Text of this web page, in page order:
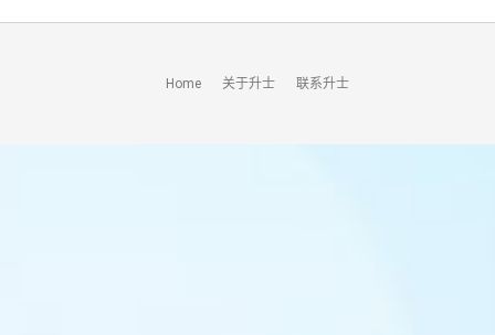
Home 关于升士 联系升士